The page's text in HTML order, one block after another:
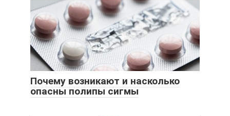
Почему возникают и насколько
опасны полипы сигмы